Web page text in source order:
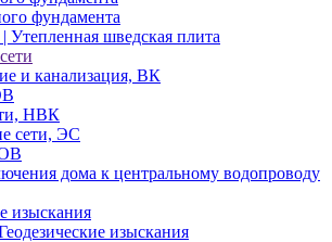
фундамента
шведская плита
и канализация, ВК
НВК
сети, ЭС
дома к центральному водопроводу
изыскания
изыскания